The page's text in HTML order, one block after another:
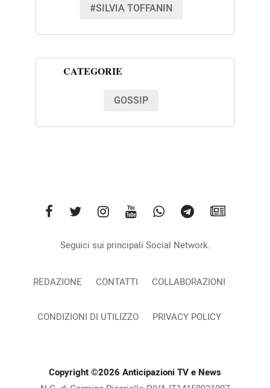
#SILVIA TOFFANIN
CATEGORIE
GOSSIP
Seguici sui principali Social Network.
REDAZIONE CONTATTI COLLABORAZIONI
CONDIZIONI DI UTILIZZO PRIVACY POLICY
Copyright ©2026 Anticipazioni TV e News